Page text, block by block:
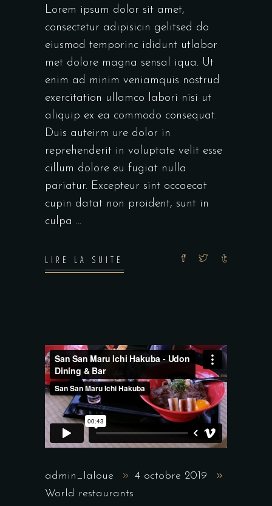
Lorem ipsum dolor sit amet,
consectetur adipisicin gelitsed do
eiusmod temporinc ididunt utlabor
met dolore magna sensal iqua. Ut
enim ad minim veniamquis nostrud
exercitation ullamco labori nisi ut
aliquip ex ea commodo consequat.
Duis auteirm ure dolor in
reprehenderit in voluptate velit esse
cillum dolore eu fugiat nulla
pariatur. Excepteur sint occaecat
cupin datat non proident, sunt in
culpa
LIRE LA SUITE
admin_laloue
4 octobre 2019
World restaurants